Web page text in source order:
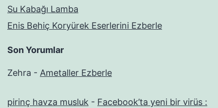
Su Kabağı Lamba
Enis Behiç Koryürek Eserlerini Ezberle
Son Yorumlar
Zehra - Ametaller Ezberle
pirinç havza musluk - Facebook’ta yeni bir virüs :